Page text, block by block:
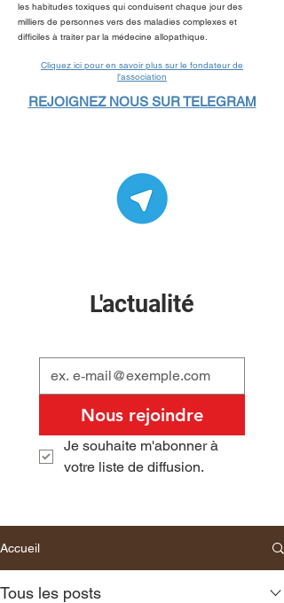
les habitudes toxiques qui conduisent chaque jour des
milliers de personnes vers des maladies complexes et
difficiles à traiter par la médecine allopathique.
Cliquez ici pour en savoir plus sur le fondateur de
l'association
REJOIGNEZ NOUS SUR TELEGRAM
L'actualité
Nous rejoindre
Je souhaite m'abonner à
votre liste de diffusion.
Accueil
Tous les posts